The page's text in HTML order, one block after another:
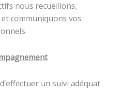
nous recueillons,
communiquons vos
un suivi adéquat